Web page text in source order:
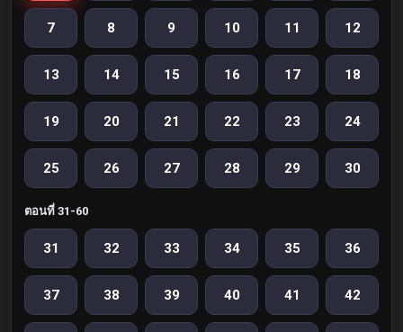
7 8 9 10 11 12
13 14 15 16 17 18
19 20 21 22 23 24
25 26 27 28 29 30
ตอนที่ 31-60
31 32 33 34 35 36
37 38 39 40 41 42